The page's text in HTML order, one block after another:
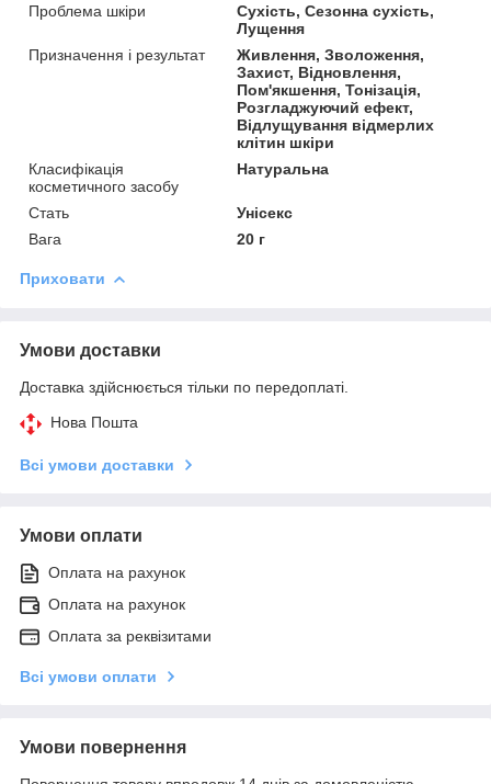
Проблема шкіри
Сухість, Сезонна сухість,
Лущення
Призначення і результат
Живлення, Зволоження,
Захист, Відновлення,
Пом'якшення, Тонізація,
Розгладжуючий ефект,
Відлущування відмерлих
клітин шкіри
Класифікація
косметичного засобу
Натуральна
Стать
Унісекс
Вага
20 г
Приховати
Умови доставки
Доставка здійснюється тільки по передоплаті.
Нова Пошта
Всі умови доставки
Умови оплати
Оплата на рахунок
Оплата на рахунок
Оплата за реквізитами
Всі умови оплати
Умови повернення